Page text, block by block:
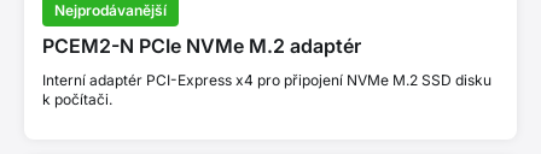
Nejprodávanější
PCEM2-N PCIe NVMe M.2 adaptér
Interní adaptér PCI-Express x4 pro připojení NVMe M.2 SSD disku
k počítači.